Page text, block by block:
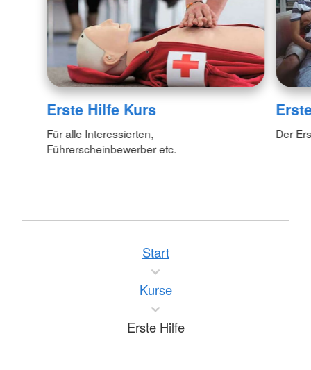
Erste Hilfe Kurs
Für alle Interessierten,
Führerscheinbewerber etc.
Der
Start
Kurse
Erste Hilfe